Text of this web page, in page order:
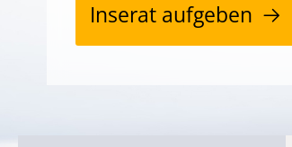
Inserat aufgeben